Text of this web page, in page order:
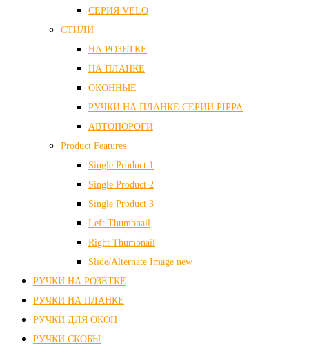
СЕРИЯ VELO
СТИЛИ
НА РОЗЕТКЕ
НА ПЛАНКЕ
ОКОННЫЕ
РУЧКИ НА ПЛАНКЕ СЕРИИ PIPPA
АВТОПОРОГИ
Product Features
Single Product 1
Single Product 2
Single Product 3
Left Thumbnail
Right Thumbnail
Slide/Alternate Image new
РУЧКИ НА РОЗЕТКЕ
РУЧКИ НА ПЛАНКЕ
РУЧКИ ДЛЯ ОКОН
РУЧКИ СКОБЫ